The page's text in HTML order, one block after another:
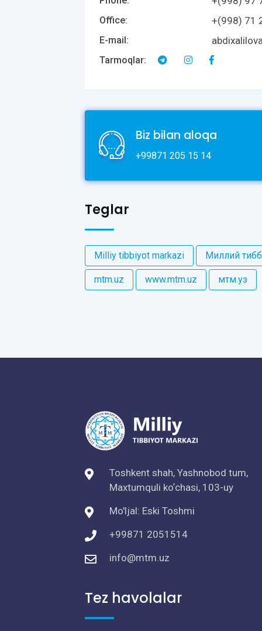
Office: +(998) 71
E-mail:
Tarmoqlar:
Biz bilan aloqa
+99871 205 15 14
Teglar
Milliy tibbiyot markazi Миллий
mtm.uz www.mtm.uz мтм.уз
Toshkent shah, Yashnobod tum,
Maxtumquli koʼchasi, 103-uy
Mo'ljal: Eski Toshmi
+99871 2051514
info@mtm.uz
Tez havolalar